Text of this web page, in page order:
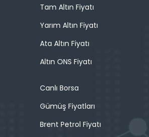
Tam Altın Fiyatı
Yarım Altın Fiyatı
Ata Altın Fiyatı
Altın ONS Fiyatı
Canlı Borsa
Gümüş Fiyatları
Brent Petrol Fiyatı